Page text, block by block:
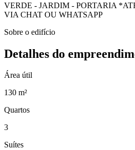
VERDE - JARDIM - PORTARIA
VIA CHAT OU WHATSAPP
Sobre o edifício
Detalhes do
Área útil
130 m²
Quartos
3
Suítes